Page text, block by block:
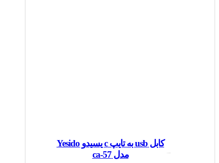
کابل usb به تایپ c یسیدو Yesido
مدل ca-57